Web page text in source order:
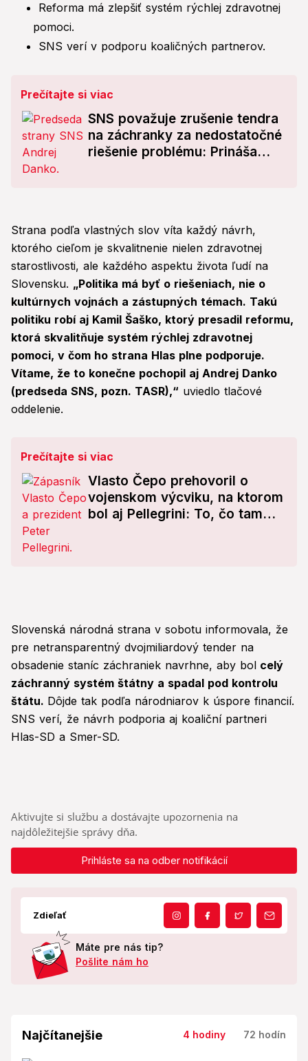
Reforma má zlepšiť systém rýchlej zdravotnej
pomoci.
SNS verí v podporu koaličných partnerov.
Prečítajte si viac
SNS považuje zrušenie tendra
na záchranky za nedostatočné
riešenie problému: Prináša
Strana podľa vlastných slov víta každý návrh,
ktorého cieľom je skvalitnenie nielen zdravotnej
starostlivosti, ale každého aspektu života ľudí na
Slovensku. „Politika má byť o riešeniach, nie o
kultúrnych vojnách a zástupných témach. Takú
politiku robí aj Kamil Šaško, ktorý presadil reformu,
ktorá skvalitňuje systém rýchlej zdravotnej
pomoci, v čom ho strana Hlas plne podporuje.
Vítame, že to konečne pochopil aj Andrej Danko
(predseda SNS, pozn. TASR),“ uviedlo tlačové
oddelenie.
Prečítajte si viac
Vlasto Čepo prehovoril o
vojenskom výcviku, na ktorom
bol aj Pellegrini: To, čo tam
Slovenská národná strana v sobotu informovala, že
pre netransparentný dvojmiliardový tender na
obsadenie staníc záchraniek navrhne, aby bol celý
záchranný systém štátny a spadal pod kontrolu
štátu. Dôjde tak podľa národniarov k úspore financií.
SNS verí, že návrh podporia aj koaliční partneri
Hlas-SD a Smer-SD.
Aktivujte si službu a dostávajte upozornenia na
najdôležitejšie správy dňa.
Prihláste sa na odber notifikácií
Zdieľať
Máte pre nás tip?
Pošlite nám ho
Najčítanejšie 4 hodiny 72 hodín